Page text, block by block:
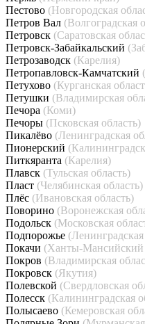
Пестово (Новгородская
Петров Вал (Волгоградская
Петровск (Саратовская
Петровск-Забайкальский
Петрозаводск (Карелия)
Петропавловск-Камчатский
Петухово (Курганская
Петушки (Владимирская
Печора (Коми)
Печоры (Псковская область)
Пикалёво (Ленинградская
Пионерский
Питкяранта (Карелия)
Плавск (Тульская область)
Пласт (Челябинская область)
Плёс (Ивановская область)
Поворино (Воронежская
Подольск (Московская
Подпорожье (Ленинградская
Покачи (Ханты-
Покров (Владимирская
Покровск (Якутия)
Полевской (Свердловская
Полесск (Калининградская
Полысаево (Кемеровская